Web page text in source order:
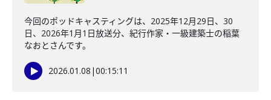
今回のポッドキャスティングは、2025年12月29日、30
日、2026年1月1日放送分、紀行作家・一級建築士の稲葉
なおとさんです。
2026.01.08 |00:15:11